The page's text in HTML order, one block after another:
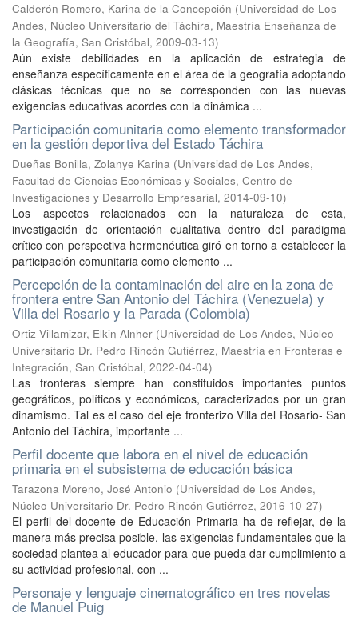
Calderón Romero, Karina de la Concepción (Universidad de Los
Andes, Núcleo Universitario del Táchira, Maestría Enseñanza de
la Geografía, San Cristóbal, 2009-03-13)
Aún existe debilidades en la aplicación de estrategia de
enseñanza específicamente en el área de la geografía adoptando
clásicas técnicas que no se corresponden con las nuevas
exigencias educativas acordes con la dinámica ...
Participación comunitaria como elemento transformador
en la gestión deportiva del Estado Táchira
Dueñas Bonilla, Zolanye Karina (Universidad de Los Andes,
Facultad de Ciencias Económicas y Sociales, Centro de
Investigaciones y Desarrollo Empresarial, 2014-09-10)
Los aspectos relacionados con la naturaleza de esta,
investigación de orientación cualitativa dentro del paradigma
crítico con perspectiva hermenéutica giró en torno a establecer la
participación comunitaria como elemento ...
Percepción de la contaminación del aire en la zona de
frontera entre San Antonio del Táchira (Venezuela) y
Villa del Rosario y la Parada (Colombia)
Ortiz Villamizar, Elkin Alnher (Universidad de Los Andes, Núcleo
Universitario Dr. Pedro Rincón Gutiérrez, Maestría en Fronteras e
Integración, San Cristóbal, 2022-04-04)
Las fronteras siempre han constituidos importantes puntos
geográficos, políticos y económicos, caracterizados por un gran
dinamismo. Tal es el caso del eje fronterizo Villa del Rosario- San
Antonio del Táchira, importante ...
Perfil docente que labora en el nivel de educación
primaria en el subsistema de educación básica
Tarazona Moreno, José Antonio (Universidad de Los Andes,
Núcleo Universitario Dr. Pedro Rincón Gutiérrez, 2016-10-27)
El perfil del docente de Educación Primaria ha de reflejar, de la
manera más precisa posible, las exigencias fundamentales que la
sociedad plantea al educador para que pueda dar cumplimiento a
su actividad profesional, con ...
Personaje y lenguaje cinematográfico en tres novelas
de Manuel Puig